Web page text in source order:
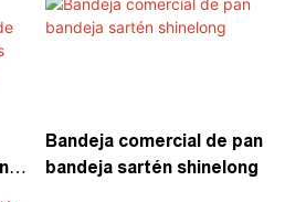
en las fabricaciones es
y el óxido, asegurando la
importante destacar que no es
con los rigurosos estándares
de alimentos. Con la
de servicio pesado, las
Bandeja comercial de pan
bandeja sartén shinelong